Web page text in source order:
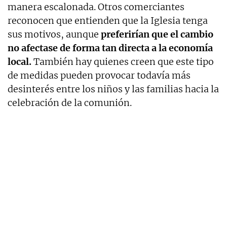
manera escalonada. Otros comerciantes
reconocen que entienden que la Iglesia tenga
sus motivos, aunque preferirían que el cambio
no afectase de forma tan directa a la economía
local.También hay quienes creen que este tipo
de medidas pueden provocar todavía más
desinterés entre los niños y las familias hacia la
celebración de la comunión.